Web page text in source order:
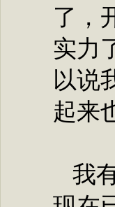
了，
实力
以说
起来
我